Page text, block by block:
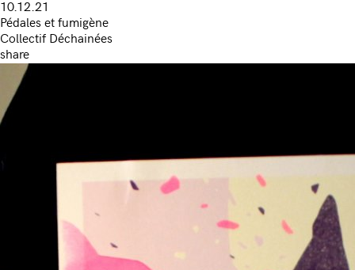
10.12.21
Pédales et fumigène
Collectif Déchainées
share